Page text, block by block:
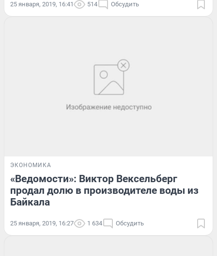
25 января, 2019, 16:41 514 Обсудить
ЭКОНОМИКА
«Ведомости»: Виктор Вексельберг
продал долю в производителе воды из
Байкала
25 января, 2019, 16:27 1 634 Обсудить